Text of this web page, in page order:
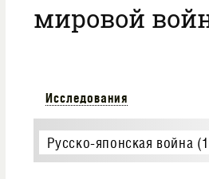
мировой
Исследования
Русско-японская война